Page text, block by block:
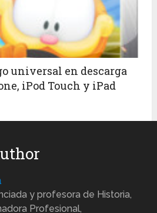
universal en descarga
iPod Touch y iPad
y profesora de Historia,
Profesional,